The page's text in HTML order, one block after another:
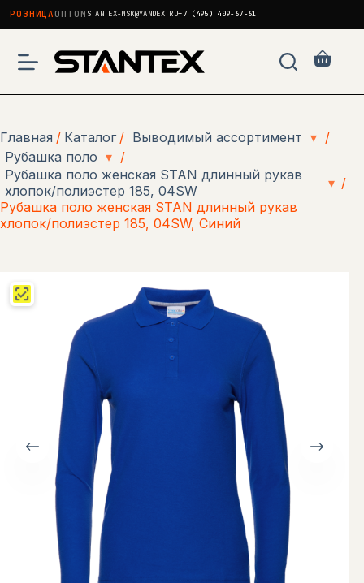
РОЗНИЦА ОПТОМ STANTEX-MSK@YANDEX.RU+7 (495) 409-67-61
сути
Главная / Каталог / Выводимый ассортимент ▾ /
Рубашка поло ▾ /
Рубашка поло женская STAN длинный рукав
хлопок/полиэстер 185, 04SW
▾ /
Рубашка поло женская STAN длинный рукав
хлопок/полиэстер 185, 04SW, Синий